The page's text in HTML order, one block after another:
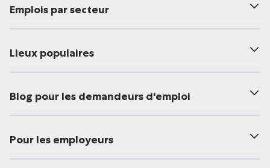
Emplois par secteur
Lieux populaires
Blog pour les demandeurs d'emploi
Pour les employeurs